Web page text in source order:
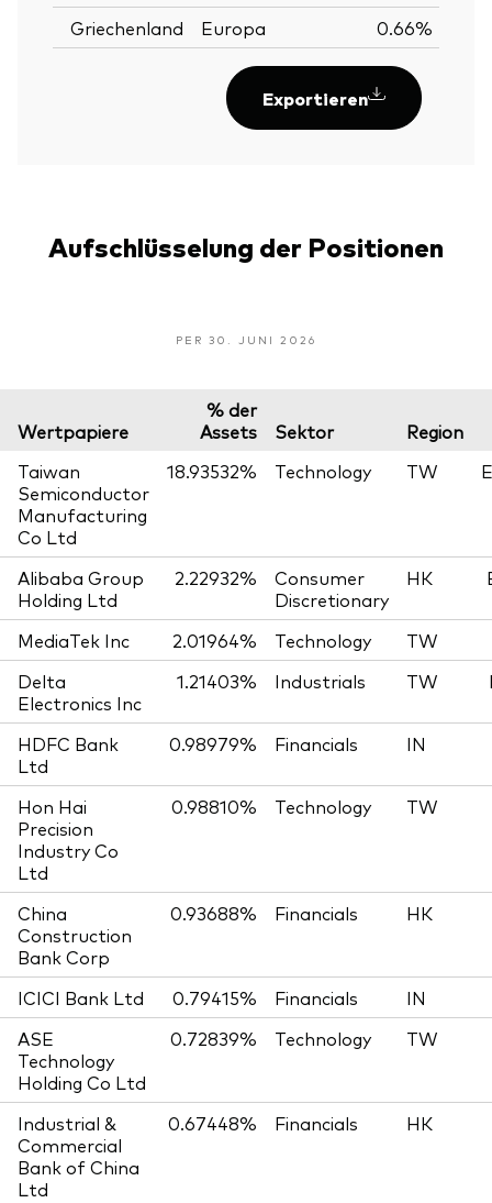
Griechenland
Europa 0.66%
Exportieren
Aufschlüsselung der Positionen
PER 30. JUNI 2026
Wertpapiere
% der
Assets
Sektor
Region
Taiwan
Semiconductor
Manufacturing
Co Ltd
18.93532% Technology TW
Alibaba Group
Holding Ltd
2.22932%
Consumer
Discretionary
HK
MediaTek Inc 2.01964% Technology
TW
Delta
Electronics Inc
1.21403% Industrials TW
HDFC Bank
Ltd
0.98979% Financials IN
Hon Hai
Precision
Industry Co
Ltd
0.98810% Technology TW
China
Construction
Bank Corp
0.93688% Financials HK
ICICI Bank Ltd 0.79415% Financials
IN
ASE
Technology
Holding Co Ltd
0.72839% Technology TW
Industrial &
Commercial
Bank of China
Ltd
0.67448% Financials HK